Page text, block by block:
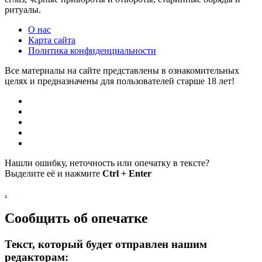
ритуалы.
О нас
Карта сайта
Политика конфиденциальности
Все материалы на сайте представлены в ознакомительных
целях и предназначены для пользователей старше 18 лет!
Нашли ошибку, неточность или опечатку в тексте?
Выделите её и нажмите Ctrl + Enter
.
Сообщить об опечатке
Текст, который будет отправлен нашим
редакторам: